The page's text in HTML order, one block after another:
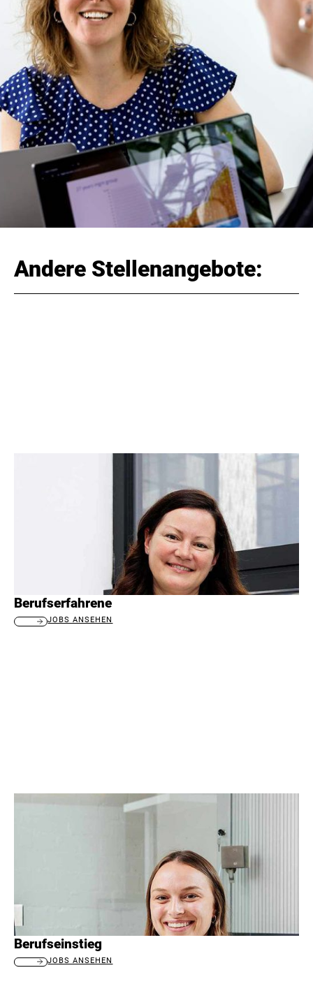
Andere Stellenangebote:
Berufserfahrene
JOBS ANSEHEN
Berufseinstieg
JOBS ANSEHEN